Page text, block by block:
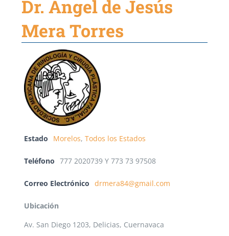
Dr. Ángel de Jesús
Mera Torres
Estado Morelos, Todos los Estados
Teléfono 777 2020739 Y 773 73 97508
Correo Electrónico drmera84@gmail.com
Ubicación
Av. San Diego 1203, Delicias, Cuernavaca